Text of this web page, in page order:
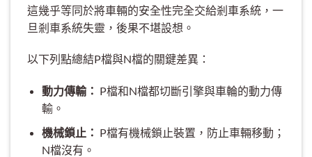
這幾乎等同於將車輛的安全性完全交給剎車系統，一
旦剎車系統失靈，後果不堪設想。
以下列點總結P檔與N檔的關鍵差異：
動力傳輸： P檔和N檔都切斷引擎與車輪的動力傳
輸。
機械鎖止： P檔有機械鎖止裝置，防止車輛移動；
N檔沒有。